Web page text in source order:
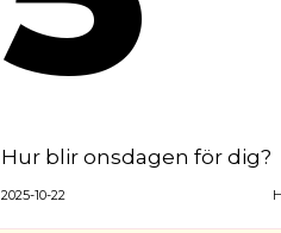
Hur blir onsdagen för dig?
2025-10-22